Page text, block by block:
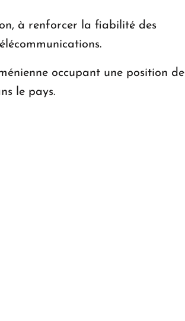
à renforcer la fiabilité des
occupant une position de
le pays.